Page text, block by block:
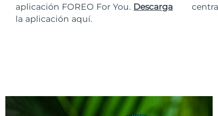
aplicación FOREO For You. Descarga
la aplicación aquí.